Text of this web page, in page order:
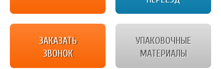
ЗАКАЗАТЬ
ЗВОНОК
УПАКОВОЧНЫЕ
МАТЕРИАЛЫ